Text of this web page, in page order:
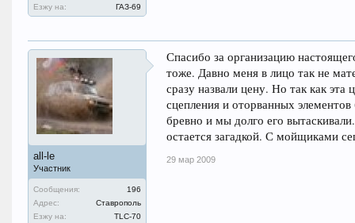
Езжу на:
ГАЗ-69
all-le
Участник
Сообщения:
196
Адрес:
Ставрополь
Езжу на:
TLC-70
Спасибо за организацию
тоже. Давно меня в лицо так не
сразу назвали цену. Но так как эта
сцепления и оторванных
бревно и мы долго его
остается загадкой. С мойщиками
29 мар 2009